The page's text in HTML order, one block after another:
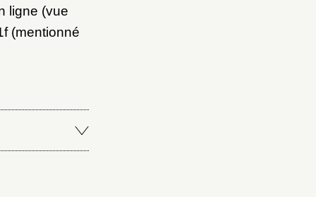
ligne (vue
(mentionné